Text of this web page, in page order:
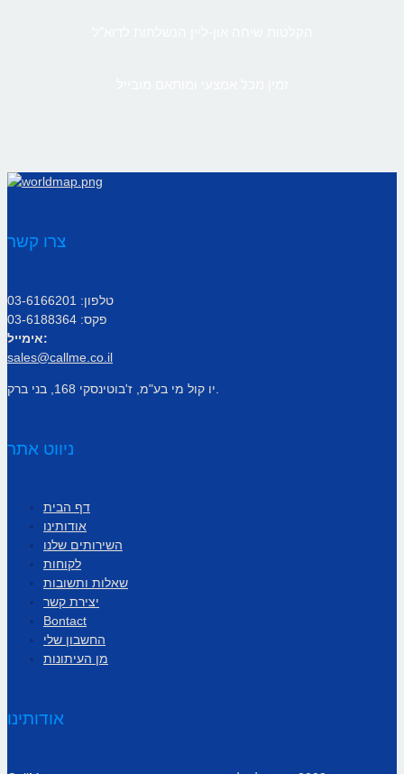
צרו קשר
טלפון: 03-6166201
פקס: 03-6188364
אימייל:
sales@callme.co.il
ניווט אתר
דף הבית
אודותינו
השירותים שלנו
לקוחות
שאלות ותשובות
יצירת קשר
Bontact
החשבון שלי
מן העיתונות
אודותינו